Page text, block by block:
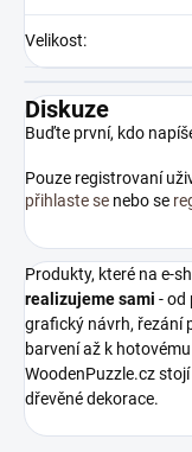
Velikost:
Diskuze
Buďte první, kdo
Pouze registrovaní
přihlaste se nebo se
Produkty, které na e-
realizujeme sami - od
grafický návrh, řezání
barvení až k
WoodenPuzzle.cz
dřevěné dekorace.